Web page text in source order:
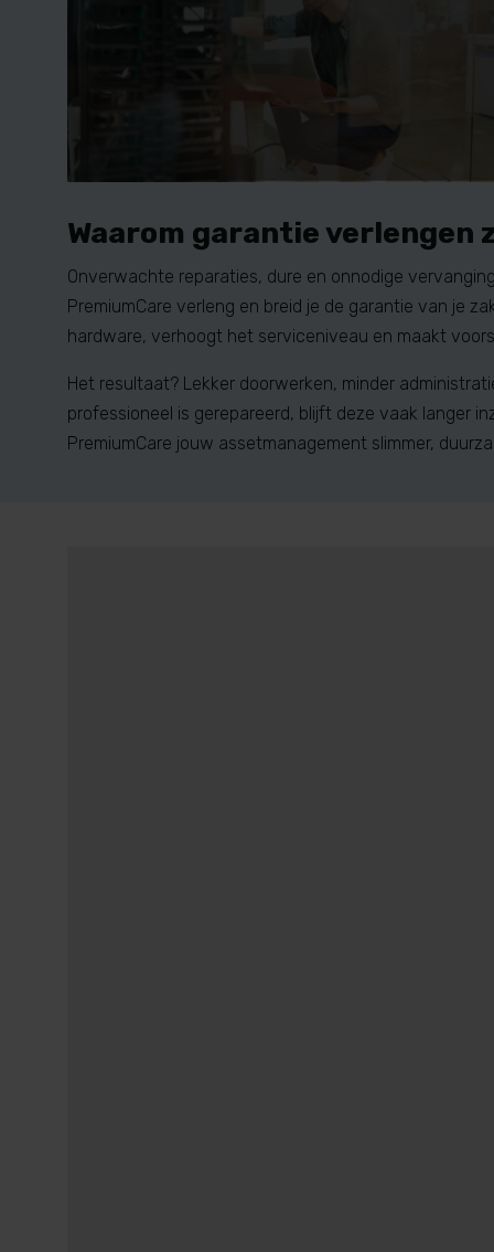
Waarom garantie verlengen
Onverwachte reparaties, dure en onnodige
PremiumCare verleng en breid je de garantie van je
hardware, verhoogt het serviceniveau en maakt
Het resultaat? Lekker doorwerken, minder
professioneel is gerepareerd, blijft deze vaak langer
PremiumCare jouw assetmanagement slimmer,